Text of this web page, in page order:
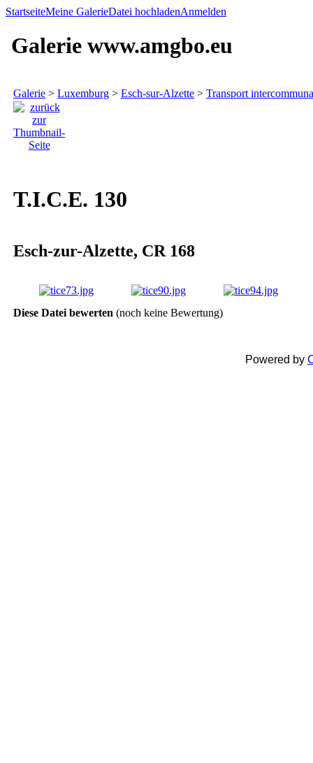
StartseiteMeine GalerieDatei hochladenAnmelden
Galerie www.amgbo.eu
Galerie > Luxemburg > Esch-sur-Alzette > Transport
T.I.C.E. 130
Esch-zur-Alzette, CR 168
Diese Datei bewerten (noch keine Bewertung)
Powered by